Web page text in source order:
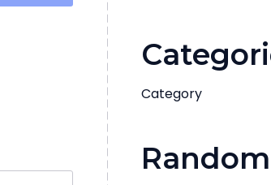
Category